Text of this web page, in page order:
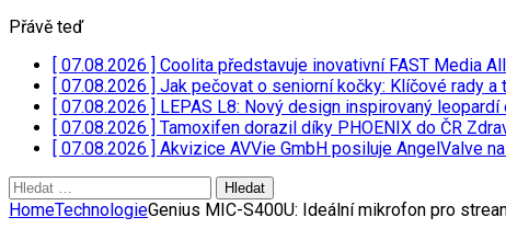
Přávě teď
[ 07.08.2026 ] Coolita představuje inovativní FAST Media
[ 07.08.2026 ] Jak pečovat o seniorní kočky: Klíčové rady a
[ 07.08.2026 ] LEPAS L8: Nový design inspirovaný
[ 07.08.2026 ] Tamoxifen dorazil díky PHOENIX do ČR
[ 07.08.2026 ] Akvizice AVVie GmbH posiluje AngelValve
Vyhledávání
HomeTechnologieGenius MIC-S400U: Ideální mikrofon pro